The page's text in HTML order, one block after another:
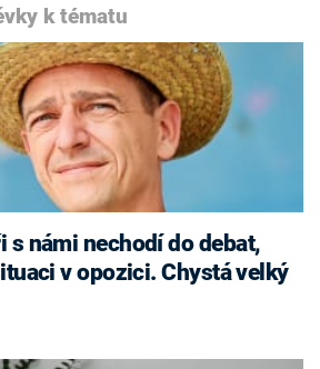
k tématu
s námi nechodí do debat,
v opozici. Chystá velký